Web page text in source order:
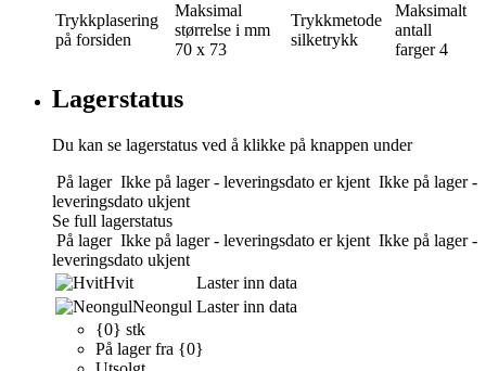
Trykkplasering
på forsiden
Maksimal
størrelse i mm
70 x 73
Trykkmetode
silketrykk
Maksimalt
antall
farger 4
Lagerstatus
Du kan se lagerstatus ved å klikke på knappen under
På lager Ikke på lager - leveringsdato er kjent Ikke på lager -
leveringsdato ukjent
Se full lagerstatus
På lager Ikke på lager - leveringsdato er kjent Ikke på lager -
leveringsdato ukjent
Hvit
Laster inn data
Neongul Laster inn data
{0} stk
På lager fra {0}